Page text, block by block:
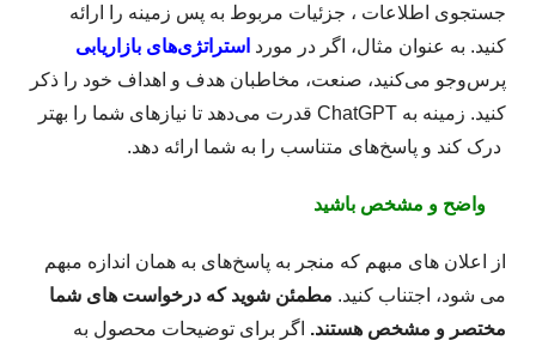
جستجوی اطلاعات ، جزئیات مربوط به پس زمینه را ارائه
کنید. به عنوان مثال، اگر در مورد استراتژی‌های بازاریابی
پرس‌وجو می‌کنید، صنعت، مخاطبان هدف و اهداف خود را ذکر
کنید. زمینه به ChatGPT قدرت می‌دهد تا نیازهای شما را بهتر
درک کند و پاسخ‌های متناسب را به شما ارائه دهد.
واضح و مشخص باشید
از اعلان های مبهم که منجر به پاسخ‌های به همان اندازه مبهم
می شود، اجتناب کنید. مطمئن شوید که درخواست های شما
مختصر و مشخص هستند. اگر برای توضیحات محصول به